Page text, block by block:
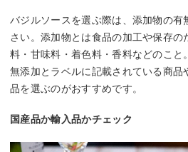
バジルソースを選ぶ際は、添加物の有
さい。添加物とは食品の加工や保存の
料・甘味料・着色料・香料などのこと
無添加とラベルに記載されている商品
品を選ぶのがおすすめです。
国産品か輸入品かチェック